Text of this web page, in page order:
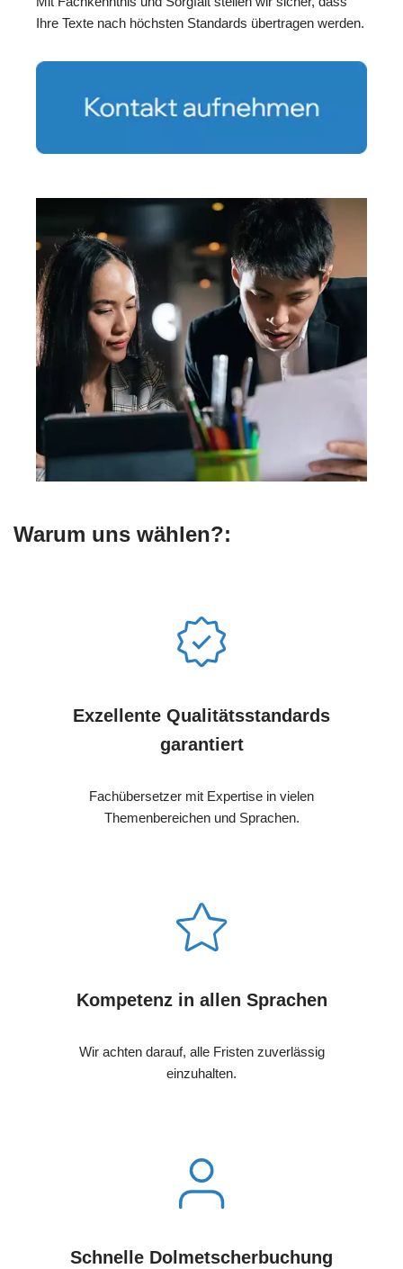
Ihre Texte nach höchsten Standards übertragen werden.
Warum uns wählen?:
Exzellente Qualitätsstandards
garantiert
Fachübersetzer mit Expertise in vielen
Themenbereichen und Sprachen.
Kompetenz in allen Sprachen
Wir achten darauf, alle Fristen zuverlässig
einzuhalten.
Schnelle Dolmetscherbuchung